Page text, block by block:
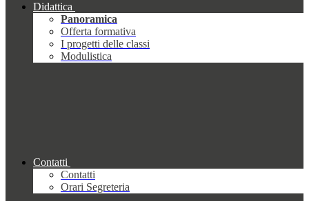
Didattica
Panoramica
Offerta formativa
I progetti delle classi
Modulistica
Contatti
Contatti
Orari Segreteria